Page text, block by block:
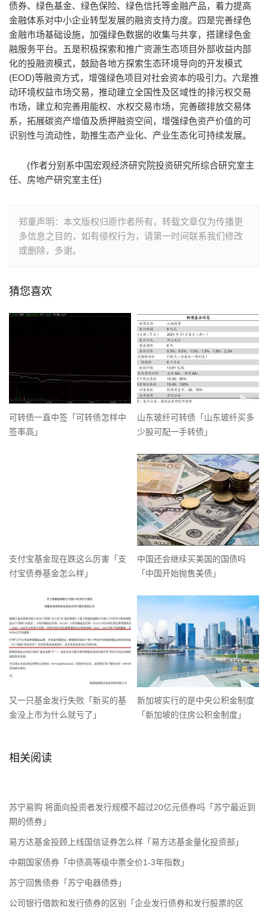
债券、绿色基金、绿色保险、绿色信托等金融产品，着力提高
金融体系对中小企业转型发展的融资支持力度。四是完善绿色
金融市场基础设施，加强绿色数据的收集与共享，搭建绿色金
融服务平台。五是积极探索和推广资源生态项目外部收益内部
化的投融资模式，鼓励各地方探索生态环境导向的开发模式
(EOD)等融资方式，增强绿色项目对社会资本的吸引力。六是推
动环境权益市场交易，推动建立全国性及区域性的排污权交易
市场，建立和完善用能权、水权交易市场，完善碳排放交易体
系，拓展碳资产增值及质押融资空间，增强绿色资产价值的可
识别性与流动性，助推生态产业化、产业生态化可持续发展。
(作者分别系中国宏观经济研究院投资研究所综合研究室主
任、房地产研究室主任)
郑重声明：本文版权归原作者所有，转载文章仅为传播更
多信息之目的，如有侵权行为，请第一时间联系我们修改
或删除，多谢。
猜您喜欢
可转债一直中签「可转债怎样中
签率高」
山东玻纤可转债「山东玻纤买多
少股可配一手转债」
支付宝基金现在跌这么厉害「支
付宝债券基金怎么样」
中国还会继续买美国的国债吗
「中国开始抛售美债」
又一只基金发行失败「新买的基
金没上市为什么就亏了」
新加坡实行的是中央公积金制度
「新加坡的住房公积金制度」
相关阅读
苏宁易购 将面向投资者发行规模不超过20亿元债券吗「苏宁最近到
期的债券」
易方达基金投顾上线国信证券怎么样「易方达基金量化投资部」
中期国家债券「中债高等级中票全价1-3年指数」
苏宁回售债券「苏宁电器债券」
公司银行借款和发行债券的区别「企业发行债券和发行股票的区